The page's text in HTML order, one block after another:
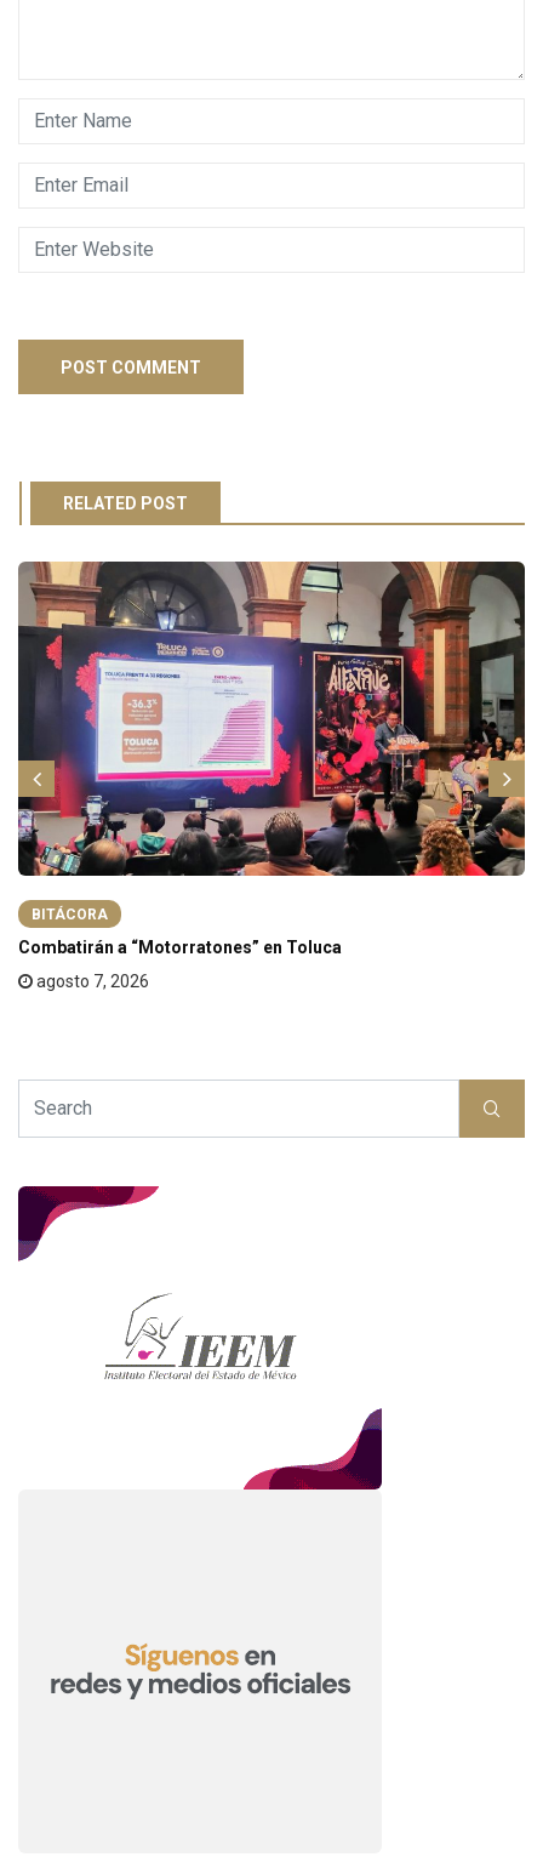
RELATED POST
BITÁCORA
Combatirán a “Motorratones” en Toluca
agosto 7, 2026